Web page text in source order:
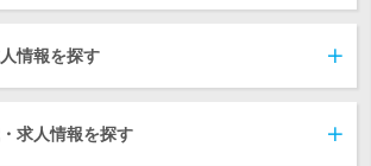
情報を探す
求人情報を探す